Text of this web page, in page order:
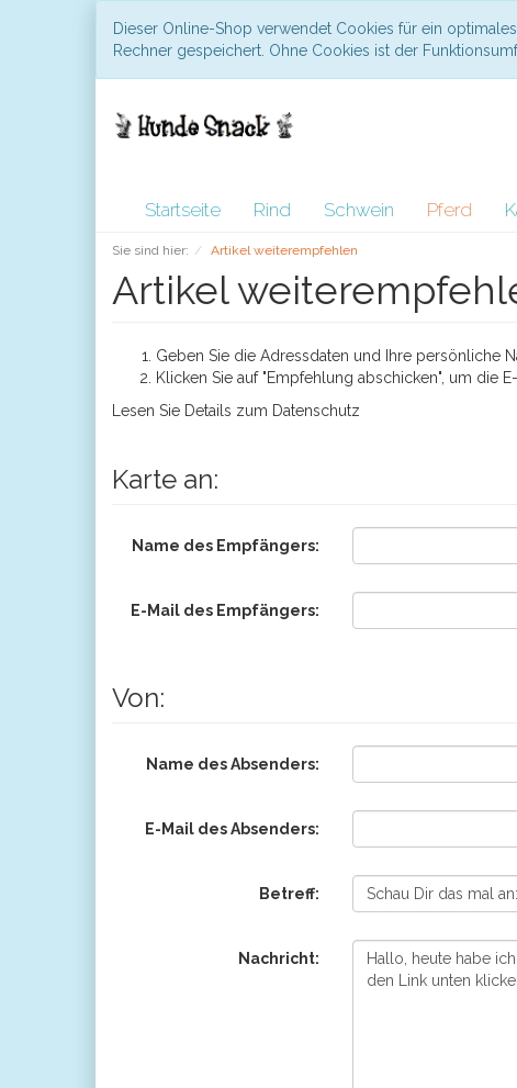
Dieser Online-Shop verwendet Cookies für ein
Rechner gespeichert. Ohne Cookies ist der
Startseite Rind Schwein Pferd
Sie sind hier: Artikel weiterempfehlen
Artikel
Geben Sie die Adressdaten und Ihre persönliche
Klicken Sie auf "Empfehlung abschicken", um die
Lesen Sie Details zum Datenschutz
Karte an:
Name des Empfängers:
E-Mail des Empfängers:
Von:
Name des Absenders:
E-Mail des Absenders:
Betreff:
Nachricht: